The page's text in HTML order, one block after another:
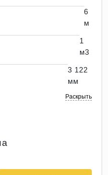
6
м
1
м3
3 122
мм
Раскрыть